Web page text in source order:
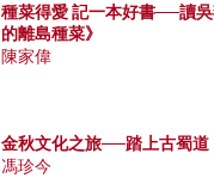
種菜得愛 記一本好書──讀
的離島種菜》
陳家偉
金秋文化之旅──踏上古蜀道
馮珍今